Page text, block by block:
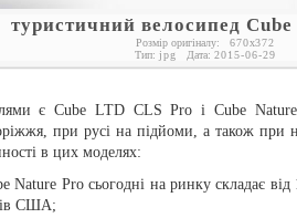
туристичний велосипед
Розмір оригіналу: 670x372
Тип: jpg Дата: 2015-06-29
є Cube LTD CLS Pro і Cube
при русі на підйоми, а також при
в цих моделях:
Nature Pro сьогодні на ринку складає
США;